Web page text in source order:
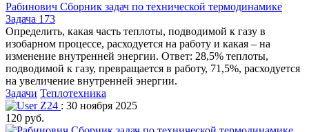
Рабинович Сборник задач по технической термодинамике
Задача 173
Определить, какая часть теплоты, подводимой к газу в
изобарном процессе, расходуется на работу и какая – на
изменение внутренней энергии. Ответ: 28,5% теплоты,
подводимой к газу, превращается в работу, 71,5%, расходуется
на увеличение внутренней энергии.
Задачи Теплотехника
Z24 : 30 ноября 2025
120 руб.